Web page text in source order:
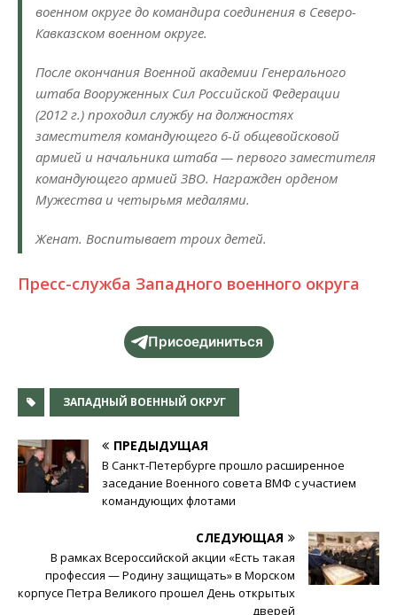
военном округе до командира соединения в Северо-
Кавказском военном округе.
После окончания Военной академии Генерального
штаба Вооруженных Сил Российской Федерации
(2012 г.) проходил службу на должностях
заместителя командующего 6-й общевойсковой
армией и начальника штаба — первого заместителя
командующего армией ЗВО. Награжден орденом
Мужества и четырьмя медалями.
Женат. Воспитывает троих детей.
Пресс-служба Западного военного округа
Присоединиться
ЗАПАДНЫЙ ВОЕННЫЙ ОКРУГ
ПРЕДЫДУЩАЯ
В Санкт-Петербурге прошло расширенное
заседание Военного совета ВМФ с участием
командующих флотами
СЛЕДУЮЩАЯ
В рамках Всероссийской акции «Есть такая
профессия — Родину защищать» в Морском
корпусе Петра Великого прошел День открытых
дверей